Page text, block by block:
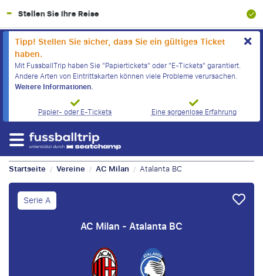
100% Finanzielle Absicherung
Tipp! Stellen Sie sicher, dass Sie ein gültiges Ticket
haben.
Mit FussballTrip haben Sie "Papiertickets" oder "E-Tickets" garantiert.
Andere Arten von Eintrittskarten können viele Probleme verursachen.
Weitere Informationen.
Papier- oder E-Tickets
Eine sorgenlose Erfahrung
Startseite / Vereine / AC Milan / Atalanta BC
Serie A
AC Milan - Atalanta BC